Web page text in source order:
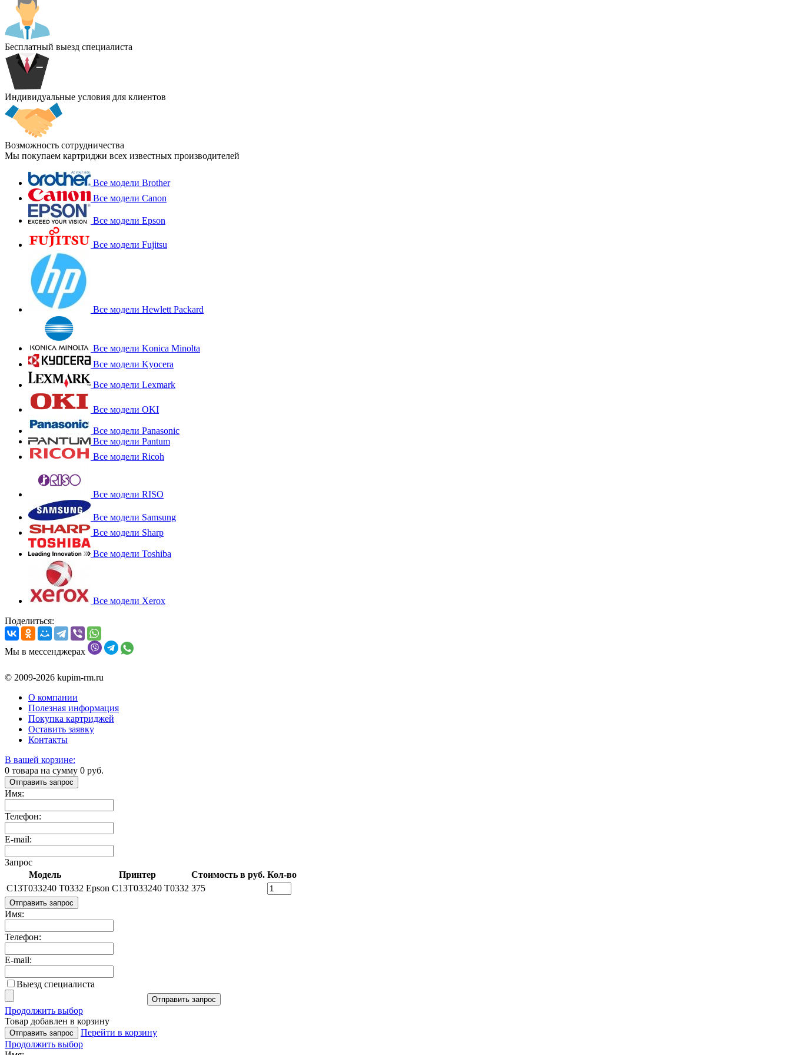
Бесплатный выезд специалиста
Индивидуальные условия для клиентов
Возможность сотрудничества
Мы покупаем картриджи всех известных производителей
Все модели Brother
Все модели Canon
Все модели Epson
Все модели Fujitsu
Все модели Hewlett Packard
Все модели Konica Minolta
Все модели Kyocera
Все модели Lexmark
Все модели OKI
Все модели Panasonic
Все модели Pantum
Все модели Ricoh
Все модели RISO
Все модели Samsung
Все модели Sharp
Все модели Toshiba
Все модели Xerox
Поделиться:
Мы в мессенджерах
© 2009-2026 kupim-rm.ru
О компании
Полезная информация
Покупка картриджей
Оставить заявку
Контакты
В вашей корзине:
0 товара на сумму 0 руб.
Отправить запрос
Имя:
Телефон:
E-mail:
Запрос
Модель
Принтер Стоимость в руб. Кол-во
C13T033240 T0332 Epson C13T033240 T0332 375
Отправить запрос
Имя:
Телефон:
E-mail:
Выезд специалиста
Отправить запрос
Продолжить выбор
Товар добавлен в корзину
Отправить запрос
Перейти в корзину
Продолжить выбор